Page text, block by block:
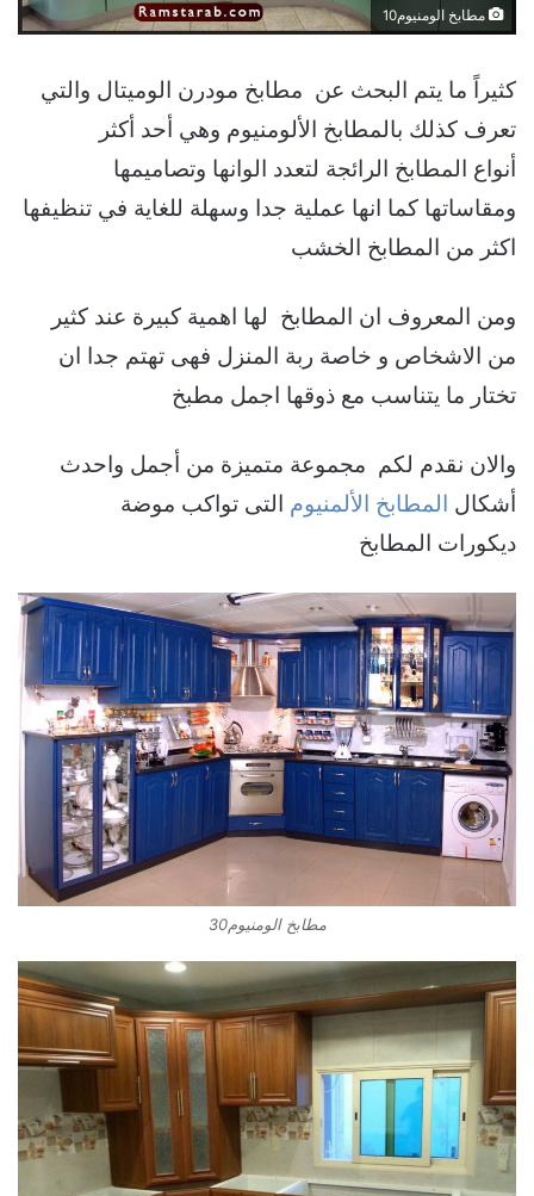
مطابخ الومنيوم10
كثيراً ما يتم البحث عن مطابخ مودرن الوميتال والتي
تعرف كذلك بالمطابخ الألومنيوم وهي أحد أكثر
أنواع المطابخ الرائجة لتعدد الوانها وتصاميمها
ومقاساتها كما انها عملية جدا وسهلة للغاية في تنظيفها
اكثر من المطابخ الخشب
ومن المعروف ان المطابخ لها اهمية كبيرة عند كثير
من الاشخاص و خاصة ربة المنزل فهى تهتم جدا ان
تختار ما يتناسب مع ذوقها اجمل مطبخ
والان نقدم لكم مجموعة متميزة من أجمل واحدث
أشكال المطابخ الألمنيوم التى تواكب موضة
ديكورات المطابخ
مطابخ الومنيوم30